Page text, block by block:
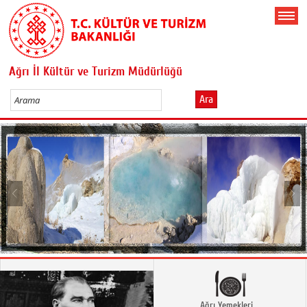
Ağrı İl Kültür ve Turizm Müdürlüğü
Ara